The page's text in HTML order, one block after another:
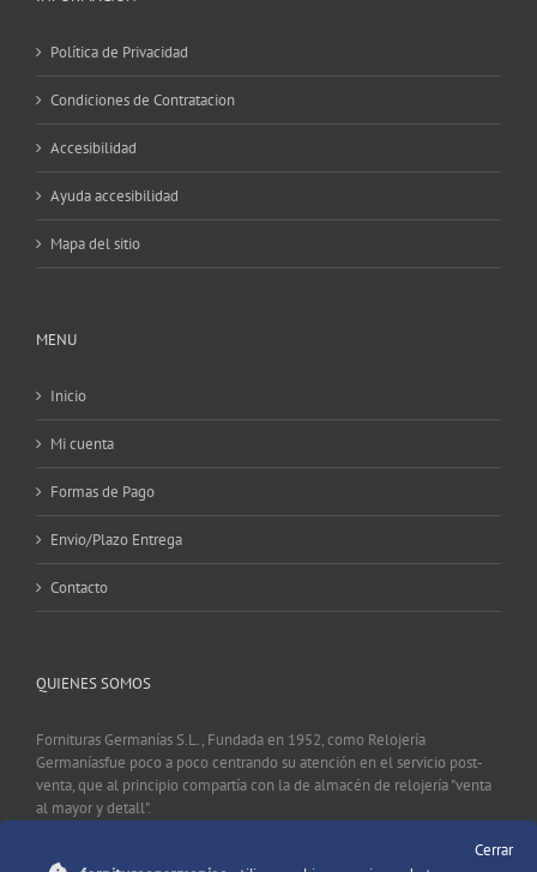
Política de Privacidad
Condiciones de Contratacion
Accesibilidad
Ayuda accesibilidad
Mapa del sitio
MENU
Inicio
Mi cuenta
Formas de Pago
Envio/Plazo Entrega
Contacto
QUIENES SOMOS
Fornituras Germanías S.L., Fundada en 1952, como Relojería
Germaníasfue poco a poco centrando su atención en el servicio post-
venta, que al principio compartía con la de almacén de relojería "venta
al mayor y detall".
Cerrar